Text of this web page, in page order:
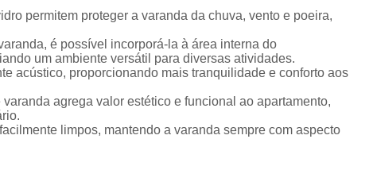
corpo
corpos
corpos
Cortina de
Cortina de Vidro para Varanda
permitem proteger a varanda da chuva, vento e poeira,
é possível incorporá-la à área interna do
um ambiente versátil para diversas atividades.
acústico, proporcionando mais tranquilidade e conforto aos
agrega valor estético e funcional ao apartamento,
limpos, mantendo a varanda sempre com aspecto